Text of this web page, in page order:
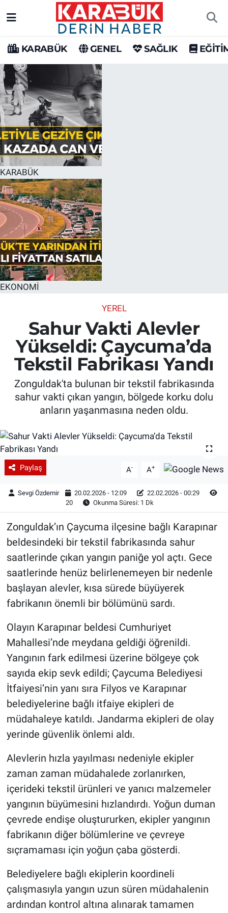
KARABÜK GENEL SAĞLIK
KARABÜK
EKONOMİ
YEREL
Sahur Vakti Alevler
Yükseldi: Çaycuma’da
Tekstil Fabrikası Yandı
Zonguldak'ta bulunan bir tekstil fabrikasında
sahur vakti çıkan yangın, bölgede korku dolu
anların yaşanmasına neden oldu.
Paylaş A- A+
Sevgi Özdemir 20.02.2026 - 12:09
22.02.2026 - 00:29
20
Okunma Süresi: 1 Dk
Zonguldak’ın Çaycuma ilçesine bağlı Karapınar
beldesindeki bir tekstil fabrikasında sahur
saatlerinde çıkan yangın paniğe yol açtı. Gece
saatlerinde henüz belirlenemeyen bir nedenle
başlayan alevler, kısa sürede büyüyerek
fabrikanın önemli bir bölümünü sardı.
Olayın Karapınar beldesi Cumhuriyet
Mahallesi’nde meydana geldiği öğrenildi.
Yangının fark edilmesi üzerine bölgeye çok
sayıda ekip sevk edildi; Çaycuma Belediyesi
İtfaiyesi’nin yanı sıra Filyos ve Karapınar
belediyelerine bağlı itfaiye ekipleri de
müdahaleye katıldı. Jandarma ekipleri de olay
yerinde güvenlik önlemi aldı.
Alevlerin hızla yayılması nedeniyle ekipler
zaman zaman müdahalede zorlanırken,
içerideki tekstil ürünleri ve yanıcı malzemeler
yangının büyümesini hızlandırdı. Yoğun duman
çevrede endişe oluştururken, ekipler yangının
fabrikanın diğer bölümlerine ve çevreye
sıçramaması için yoğun çaba gösterdi.
Belediyelere bağlı ekiplerin koordineli
çalışmasıyla yangın uzun süren müdahalenin
ardından kontrol altına alınarak tamamen
Karabük Hava Durumu
Karabük Trafik Yoğunluk Haritası
Süper Lig Puan Durumu ve Fikstür
Tüm Manşetler
Son Dakika Haberleri
Haber Arşivi